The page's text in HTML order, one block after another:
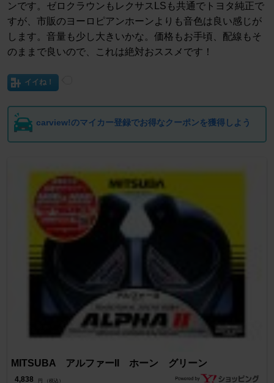
ンです。ゼロクラウンもレクサスLSも共通でトヨタ純正で
すが、市販のヨーロピアンホーンよりも音色は良い感じが
します。音量も少し大きいかな。価格もお手頃、配線もそ
のままで良いので、これは絶対おススメです！
イイね！
carview!のマイカー登録でお得なクーポンを獲得しよう
MITSUBA アルファーII ホーン グリーン
4,838 円 （税込）